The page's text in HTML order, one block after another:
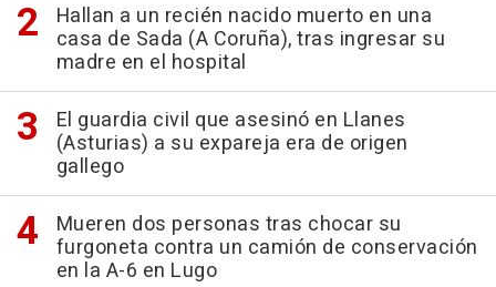
Hallan a un recién nacido muerto en una
casa de Sada (A Coruña), tras ingresar su
madre en el hospital
El guardia civil que asesinó en Llanes
(Asturias) a su expareja era de origen
gallego
Mueren dos personas tras chocar su
furgoneta contra un camión de conservación
en la A-6 en Lugo